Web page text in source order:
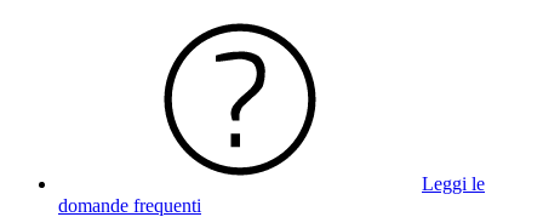
Leggi le
domande frequenti